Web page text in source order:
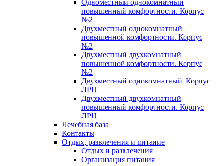
Одноместный однокомнатный
повышенный комфортности. Корпус
№2
Двухместный однокомнатный
повышенной комфортности. Корпус
№2
Двухместный двухкомнатный
повышенной комфортности. Корпус
№2
Двухместный однокомнатный. Корпус
ЛРЦ
Двухместный двухкомнатный
повышенный комфортности. Корпус
ЛРЦ
Лечебная база
Контакты
Отдых, развлечения и питание
Отдых и развлечения
Организация питания